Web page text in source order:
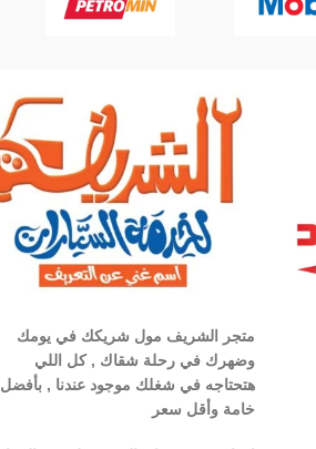
متجر الشريف مول شريكك في يومك
وضهرك في رحلة شقاك , كل اللي
هتحتاجه في شغلك موجود عندنا , بأفضل
خامة وأقل سعر